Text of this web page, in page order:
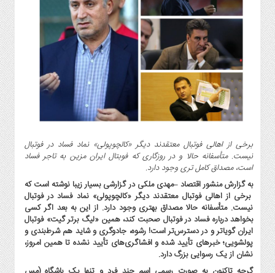
گاز
و
پتروشیمی
صنعت
و
خودرو
استارت
آپ
و
فن
آوری
،
بیمه
و
ارز
دیجیتال
کشاورزی
برخی از اهالی فوتبال معتقدند دیگر «کالچوپولی» نماد فساد در فوتبال
نیست. متأسفانه حالا و در روزگاری که فوبتال ایران مزین به تاجر فساد
است، مصداق کامل تری وجود دارد.
به گزارش منشور اقتصاد –مهدی ملکی در گزارشی بسیار زیبا نوشته است که
برخی از اهالی فوتبال معتقدند دیگر «کالچوپولی» نماد فساد در فوتبال
نیست. متأسفانه حالا مصداق بهتری وجود دارد. از این به بعد اگر کسی
بخواهد درباره فساد در فوتبال صحبت کند، همین «لیگ برتر گیت» فوتبال
ایران گویاتر و در دسترس‌تر است! رشوه، جادوگری و شاید هم شرط‌بندی و
پولشویی؛ خبرهای تأیید شده و افشاگری‌های تأیید نشده تا همین امروز،
نشان از یک رسوایی بزرگ دارد.